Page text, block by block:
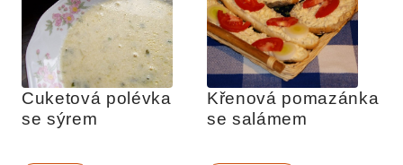
Cuketová polévka
se sýrem
Křenová pomazánka
se salámem